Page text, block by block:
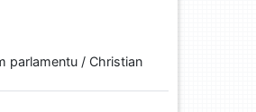
parlamentu / Christian